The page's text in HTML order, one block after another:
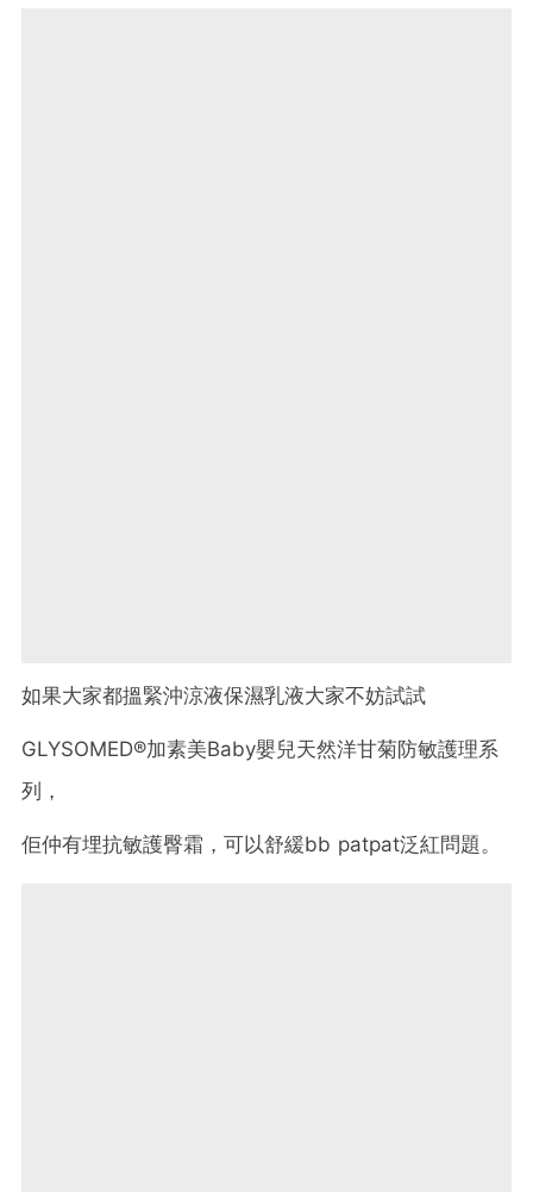
如果大家都搵緊沖涼液保濕乳液大家不妨試試
GLYSOMED®加素美Baby嬰兒天然洋甘菊防敏護理系
列，
佢仲有埋抗敏護臀霜， 可以舒緩bb patpat泛紅問題。